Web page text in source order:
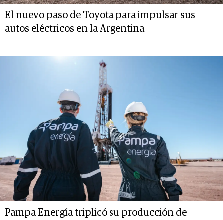
El nuevo paso de Toyota para impulsar sus
autos eléctricos en la Argentina
Pampa Energía triplicó su producción de